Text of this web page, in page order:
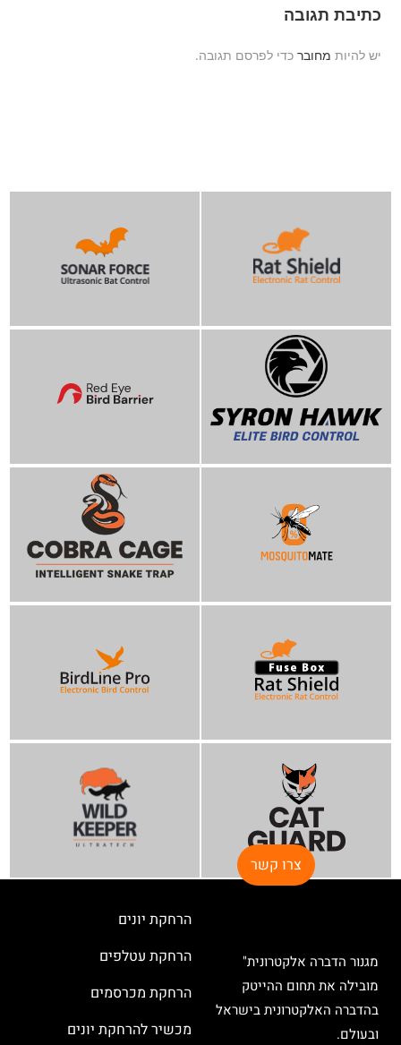
כתיבת תגובה
יש להיות מחובר כדי לפרסם תגובה.
צרו קשר
מגנור הדברה אלקטרונית"
מובילה את תחום ההייטק
בהדברה האלקטרונית בישראל
ובעולם.
הרחקת יונים
הרחקת עטלפים
הרחקת מכרסמים
מכשיר להרחקת יונים